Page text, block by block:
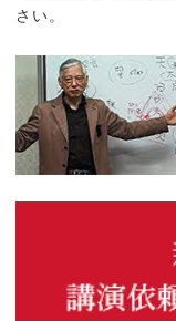
さい。